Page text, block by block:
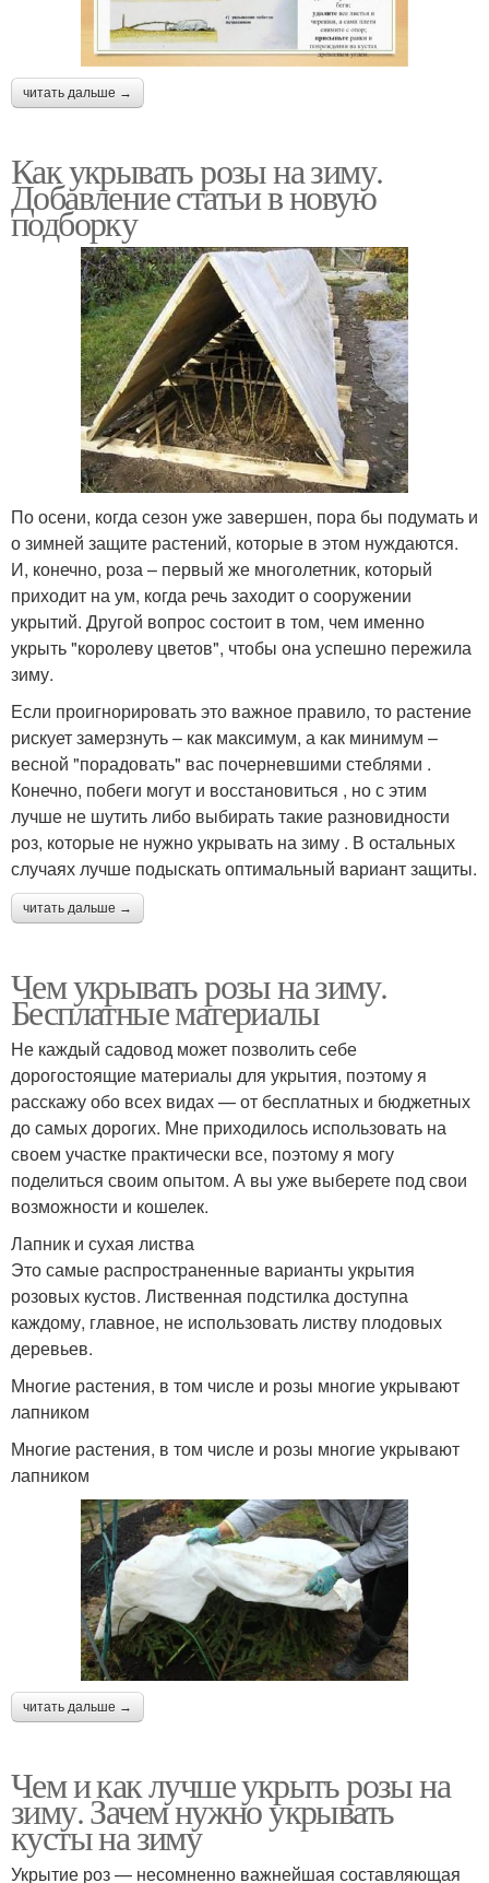
читать дальше →
Как укрывать розы на зиму.
Добавление статьи в новую
подборку
По осени, когда сезон уже завершен, пора бы подумать и
о зимней защите растений, которые в этом нуждаются.
И, конечно, роза – первый же многолетник, который
приходит на ум, когда речь заходит о сооружении
укрытий. Другой вопрос состоит в том, чем именно
укрыть "королеву цветов", чтобы она успешно пережила
зиму.
Если проигнорировать это важное правило, то растение
рискует замерзнуть – как максимум, а как минимум –
весной "порадовать" вас почерневшими стеблями .
Конечно, побеги могут и восстановиться , но с этим
лучше не шутить либо выбирать такие разновидности
роз, которые не нужно укрывать на зиму . В остальных
случаях лучше подыскать оптимальный вариант защиты.
читать дальше →
Чем укрывать розы на зиму.
Бесплатные материалы
Не каждый садовод может позволить себе
дорогостоящие материалы для укрытия, поэтому я
расскажу обо всех видах — от бесплатных и бюджетных
до самых дорогих. Мне приходилось использовать на
своем участке практически все, поэтому я могу
поделиться своим опытом. А вы уже выберете под свои
возможности и кошелек.
Лапник и сухая листва
Это самые распространенные варианты укрытия
розовых кустов. Лиственная подстилка доступна
каждому, главное, не использовать листву плодовых
деревьев.
Многие растения, в том числе и розы многие укрывают
лапником
Многие растения, в том числе и розы многие укрывают
лапником
читать дальше →
Чем и как лучше укрыть розы на
зиму. Зачем нужно укрывать
кусты на зиму
Укрытие роз — несомненно важнейшая составляющая